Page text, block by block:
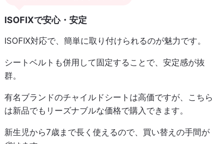
ISOFIXで安心・安定
ISOFIX対応で、簡単に取り付けられるのが魅力です。
シートベルトも併用して固定することで、安定感が抜
群。
有名ブランドのチャイルドシートは高価ですが、こちら
は新品でもリーズナブルな価格で購入できます。
新生児から7歳まで長く使えるので、買い替えの手間が